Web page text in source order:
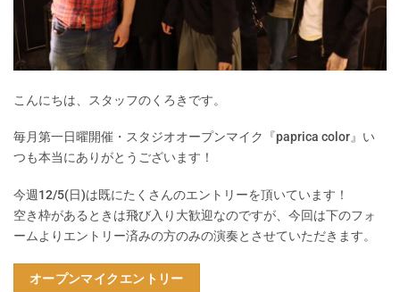
こんにちは、スタッフのくろきです。
毎月第一日曜開催・スタジオオープンマイク『paprica color』い
つも本当にありがとうございます！
今週12/5(日)は既にたくさんのエントリーを頂いています！
空き枠があるときは飛び入り大歓迎なのですが、今回は下のフォ
ームよりエントリー済みの方のみの演奏とさせていただきます。
オープンマイクエントリー